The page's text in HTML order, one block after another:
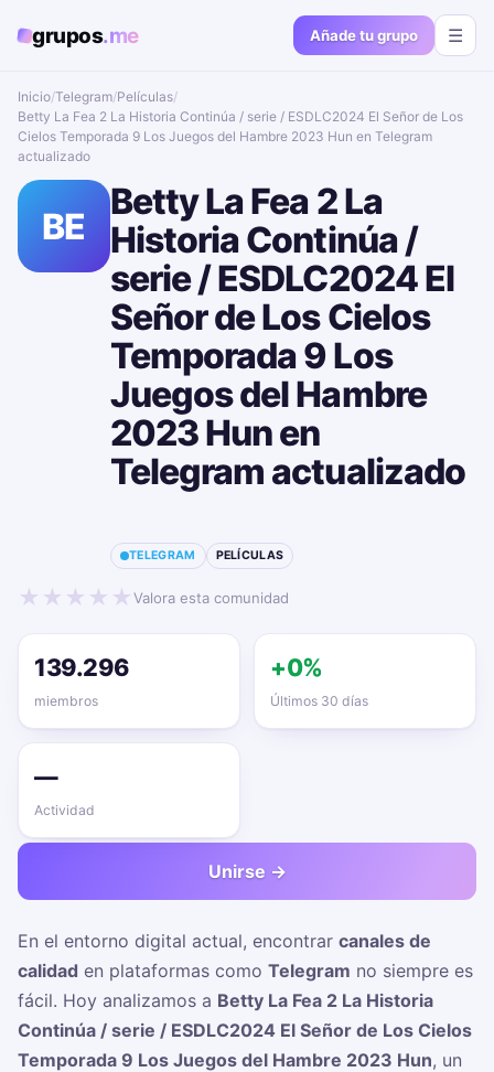
grupos.me Añade tu grupo ☰
Inicio/Telegram/Películas/
Betty La Fea 2 La Historia Continúa / serie / ESDLC2024 El Señor de Los
Cielos Temporada 9 Los Juegos del Hambre 2023 Hun en Telegram
actualizado📱🔥
BE
Betty La Fea 2 La
Historia Continúa /
serie / ESDLC2024 El
Señor de Los Cielos
Temporada 9 Los
Juegos del Hambre
2023 Hun en
Telegram actualizado
TELEGRAM PELÍCULAS
★ ★ ★ ★ ★Valora esta comunidad
139.296
miembros
+0%
Últimos 30 días
—
Actividad
Unirse →
En el entorno digital actual, encontrar canales de
calidad en plataformas como Telegram no siempre es
fácil. Hoy analizamos a Betty La Fea 2 La Historia
Continúa / serie / ESDLC2024 El Señor de Los Cielos
Temporada 9 Los Juegos del Hambre 2023 Hun, un